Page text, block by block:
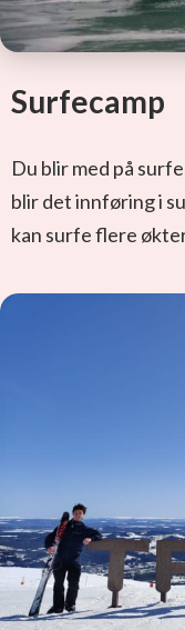
Surfecamp
Du blir med på
blir det innføring i
kan surfe flere